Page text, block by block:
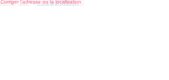
Corriger l’adresse ou la localisation